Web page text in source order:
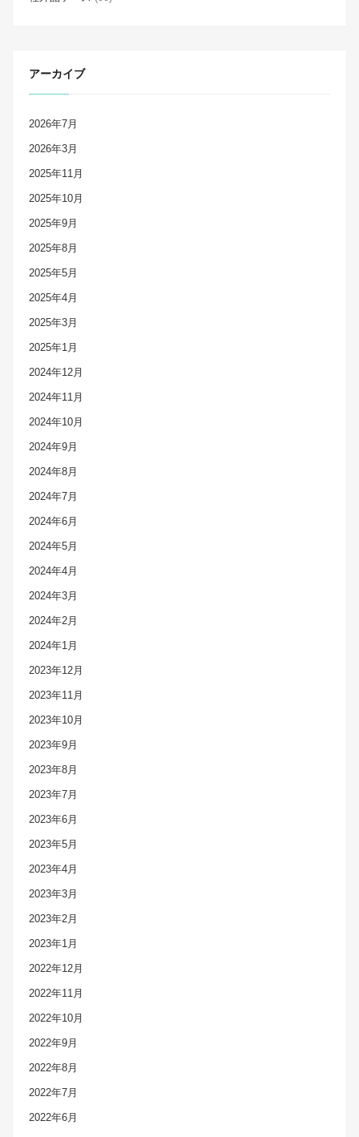
アーカイブ
2026年7月
2026年3月
2025年11月
2025年10月
2025年9月
2025年8月
2025年5月
2025年4月
2025年3月
2025年1月
2024年12月
2024年11月
2024年10月
2024年9月
2024年8月
2024年7月
2024年6月
2024年5月
2024年4月
2024年3月
2024年2月
2024年1月
2023年12月
2023年11月
2023年10月
2023年9月
2023年8月
2023年7月
2023年6月
2023年5月
2023年4月
2023年3月
2023年2月
2023年1月
2022年12月
2022年11月
2022年10月
2022年9月
2022年8月
2022年7月
2022年6月